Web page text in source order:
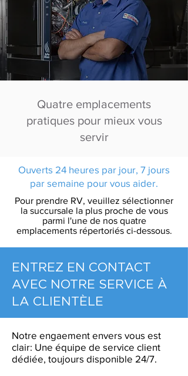
Quatre emplacements
pratiques pour mieux vous
servir
Ouverts 24 heures par jour, 7 jours
par semaine pour vous aider.
Pour prendre RV, veuillez sélectionner
la succursale la plus proche de vous
parmi l'une de nos quatre
emplacements répertoriés ci-dessous.
ENTREZ EN CONTACT
AVEC NOTRE SERVICE À
LA CLIENTÈLE
Notre engaement envers vous est
clair: Une équipe de service client
dédiée, toujours disponible 24/7.